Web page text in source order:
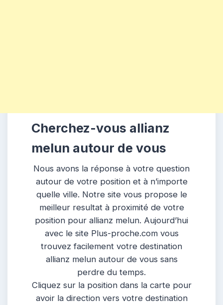
Cherchez-vous allianz
melun autour de vous
Nous avons la réponse à votre question
autour de votre position et à n’importe
quelle ville. Notre site vous propose le
meilleur resultat à proximité de votre
position pour allianz melun. Aujourd’hui
avec le site Plus-proche.com vous
trouvez facilement votre destination
allianz melun autour de vous sans
perdre du temps.
Cliquez sur la position dans la carte pour
avoir la direction vers votre destination